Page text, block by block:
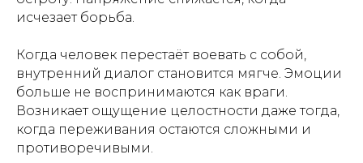
исчезает борьба.
Когда человек перестаёт воевать с собой,
внутренний диалог становится мягче. Эмоции
больше не воспринимаются как враги.
Возникает ощущение целостности даже тогда,
когда переживания остаются сложными и
противоречивыми.